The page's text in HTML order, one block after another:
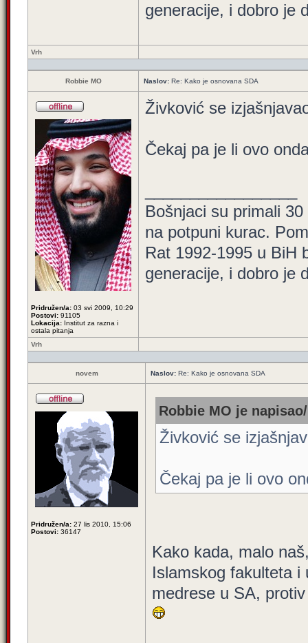
generacije, i dobro je
Vrh
Robbie MO Naslov: Re: Kako je osnovana SDA
Pridružen/a: 03 svi 2009, 10:29
Postovi: 91105
Lokacija: Institut za razna i
ostala pitanja
Živković se
Čekaj pa je li ovo
Bošnjaci su primali
na potpuni kurac.
Rat 1992-1995 u BiH
generacije, i dobro je
Vrh
novem Naslov: Re: Kako je osnovana SDA
Pridružen/a: 27 lis 2010, 15:06
Postovi: 36147
Robbie MO je
Živković se
Čekaj pa je li ovo
Kako kada, malo
Islamskog fakulteta i
medrese u SA,